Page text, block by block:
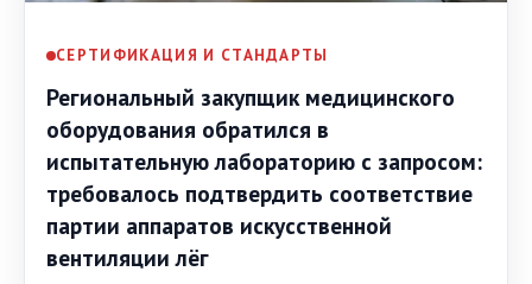
СЕРТИФИКАЦИЯ И СТАНДАРТЫ
Региональный закупщик медицинского
оборудования обратился в
испытательную лабораторию с запросом:
требовалось подтвердить соответствие
партии аппаратов искусственной
вентиляции лёг